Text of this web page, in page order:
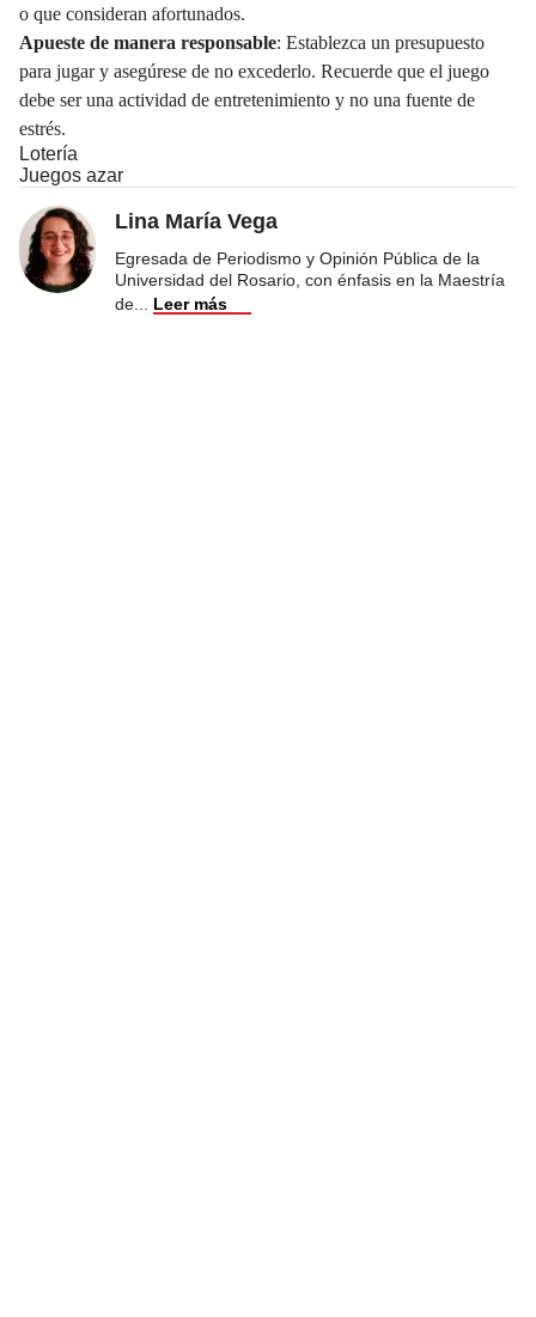
o que consideran afortunados.
Apueste de manera responsable: Establezca un presupuesto
para jugar y asegúrese de no excederlo. Recuerde que el juego
debe ser una actividad de entretenimiento y no una fuente de
estrés.
Lotería
Juegos azar
Lina María Vega
Egresada de Periodismo y Opinión Pública de la
Universidad del Rosario, con énfasis en la Maestría
de
Leer más